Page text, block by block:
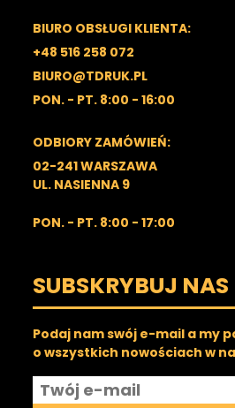
BIURO OBSŁUGI KLIENTA:
+48 516 258 072
BIURO@TDRUK.PL
PON. - PT. 8:00 - 16:00
ODBIORY ZAMÓWIEŃ:
02-241 WARSZAWA
UL. NASIENNA 9
PON. - PT. 8:00 - 17:00
SUBSKRYBUJ NAS
Podaj nam swój e-mail a my
o wszystkich nowościach w